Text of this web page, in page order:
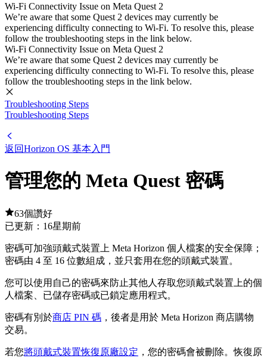
Wi-Fi Connectivity Issue on Meta Quest 2
We’re aware that some Quest 2 devices may currently be
experiencing difficulty connecting to Wi-Fi. To resolve this, please
follow the troubleshooting steps in the link below.
Wi-Fi Connectivity Issue on Meta Quest 2
We’re aware that some Quest 2 devices may currently be
experiencing difficulty connecting to Wi-Fi. To resolve this, please
follow the troubleshooting steps in the link below.
Troubleshooting Steps
Troubleshooting Steps
返回Horizon OS 基本入門
管理您的 Meta Quest 密碼
63個讚好
已更新： 16星期前
密碼可加強頭戴式裝置上 Meta Horizon 個人檔案的安全保障；
密碼由 4 至 16 位數組成，並只套用在您的頭戴式裝置。
您可以使用自己的密碼來防止其他人存取您頭戴式裝置上的個
人檔案、已儲存密碼或已鎖定應用程式。
密碼有別於商店 PIN 碼 ，後者是用於 Meta Horizon 商店購物
交易。
若您將頭戴式裝置恢復原廠設定 ，您的密碼會被刪除。恢復原